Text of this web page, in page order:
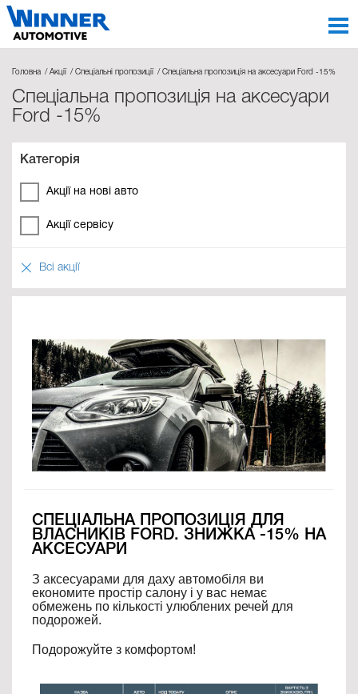
Головна Акції Спеціальні пропозиції Спеціальна пропозиція на аксесуари Ford -15%
Спеціальна пропозиція на аксесуари
Ford -15%
Категорія
Акції на нові авто
Акції сервісу
Всі акції
СПЕЦІАЛЬНА ПРОПОЗИЦІЯ ДЛЯ
ВЛАСНИКІВ FORD. ЗНИЖКА -15% НА
АКСЕСУАРИ
З аксесуарами для даху автомобіля ви
економите простір салону і у вас немає
обмежень по кількості улюблених речей для
подорожей.
Подорожуйте з комфортом!